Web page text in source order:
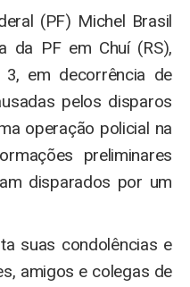
(PF) Michel Brasil
da PF em Chuí (RS),
3, em decorrência de
pelos disparos
operação policial na
preliminares
disparados por um
suas condolências e
amigos e colegas de